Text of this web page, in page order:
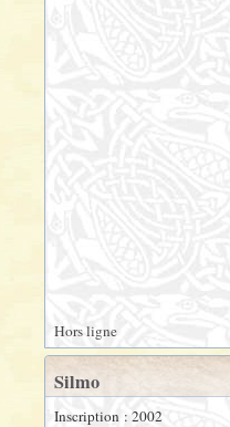
Hors ligne
Silmo
Inscription : 2002